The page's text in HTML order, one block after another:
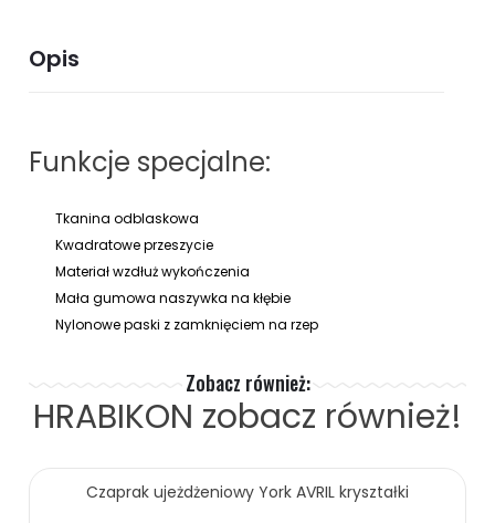
Opis
Funkcje specjalne:
Tkanina odblaskowa
Kwadratowe przeszycie
Materiał wzdłuż wykończenia
Mała gumowa naszywka na kłębie
Nylonowe paski z zamknięciem na rzep
Zobacz również:
HRABIKON zobacz również!
Czaprak ujeżdżeniowy York AVRIL kryształki